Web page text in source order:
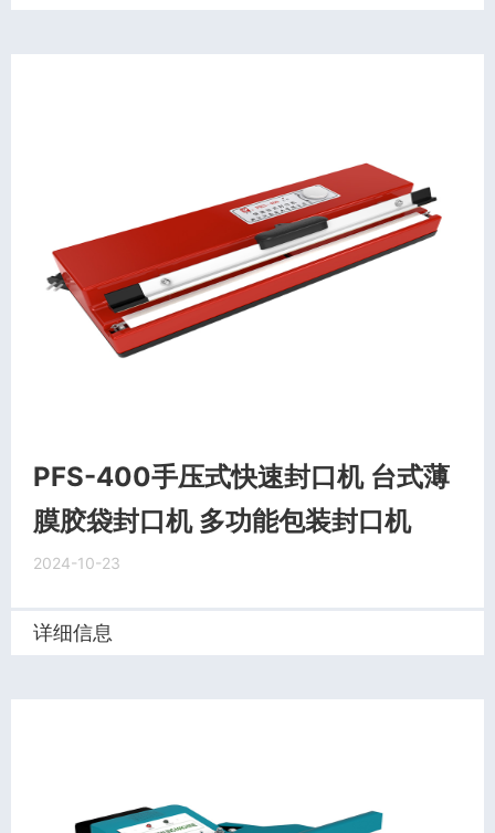
PFS-400手压式快速封口机 台式薄
膜胶袋封口机 多功能包装封口机
2024-10-23
详细信息